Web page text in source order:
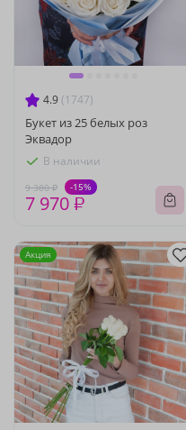
4.9 (1747)
Букет из 25 белых роз
Эквадор
В наличии
9 380 ₽ -15%
7 970 ₽
Акция